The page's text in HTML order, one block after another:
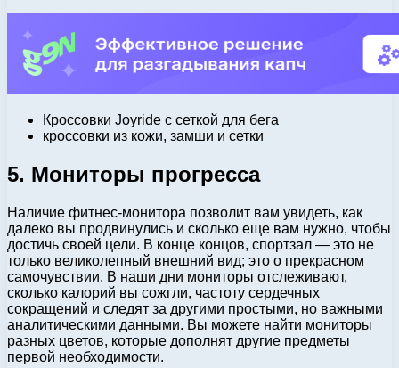
Кроссовки Joyride с сеткой для бега
кроссовки из кожи, замши и сетки
5. Мониторы прогресса
Наличие фитнес-монитора позволит вам увидеть, как
далеко вы продвинулись и сколько еще вам нужно, чтобы
достичь своей цели. В конце концов, спортзал — это не
только великолепный внешний вид; это о прекрасном
самочувствии. В наши дни мониторы отслеживают,
сколько калорий вы сожгли, частоту сердечных
сокращений и следят за другими простыми, но важными
аналитическими данными. Вы можете найти мониторы
разных цветов, которые дополнят другие предметы
первой необходимости.